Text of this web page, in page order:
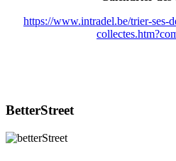
https://www.intradel.be/trier-ses-
BetterStreet